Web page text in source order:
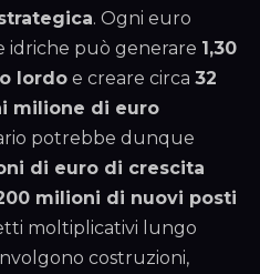
. Ogni euro
può generare 1,30
lordoe creare circa 32
milione di euro
potrebbe dunque
di euro di crescita
milioni di nuovi posti
moltiplicativi lungo
costruzioni,